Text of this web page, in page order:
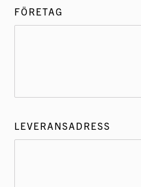
FÖRETAG
LEVERANSADRESS